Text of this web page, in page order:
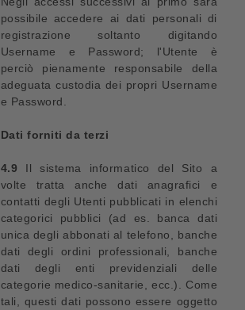
possibile accedere ai dati personali di
registrazione soltanto digitando
Username e Password; l'Utente è
perciò pienamente responsabile della
adeguata custodia dei propri Username
e Password.
Dati forniti da terzi
4.9 Il sistema informatico del Sito a
volte tratta anche dati anagrafici e
contatti degli Utenti pubblicati in elenchi
categorici pubblici (ad es. banca dati
unica degli abbonati al telefono, banche
dati degli ordini professionali, banche
dati degli enti previdenziali delle
categorie medico-sanitarie, ecc.). Come
tali, questi dati possono essere oggetto